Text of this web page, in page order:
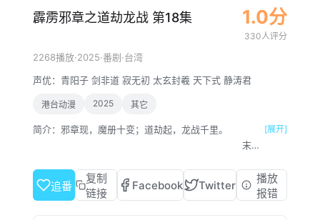
霹雳邪章之道劫龙战 第18集 1.0分
330人评分
2268播放·2025·番剧·台湾
声优： 青阳子 剑非道 寂无初 太玄封羲 天下式 静涛君
港台动漫 2025 其它
简介： 邪章现，魔册十变；道劫起，龙战千里。
六蚀天相．炼
吾邪宗
[展开]
追番
复制
链接
Facebook Twitter
播放
报错